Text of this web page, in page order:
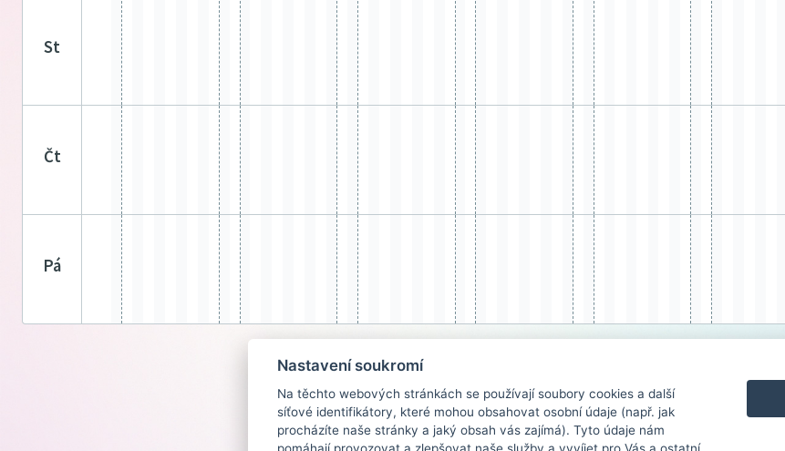
st
čt
pá
Nastavení soukromí
Na těchto webových stránkách se používají soubory cookies a další
síťové identifikátory, které mohou obsahovat osobní údaje (např. jak
procházíte naše stránky a jaký obsah vás zajímá). Tyto údaje nám